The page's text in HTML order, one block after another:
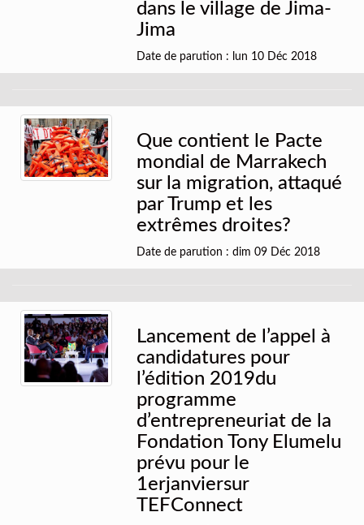
dans le village de Jima-
Jima
Date de parution : lun 10 Déc 2018
Que contient le Pacte
mondial de Marrakech
sur la migration, attaqué
par Trump et les
extrêmes droites?
Date de parution : dim 09 Déc 2018
Lancement de l’appel à
candidatures pour
l’édition 2019du
programme
d’entrepreneuriat de la
Fondation Tony Elumelu
prévu pour le
1erjanviersur
TEFConnect